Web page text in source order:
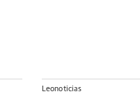
Leonoticias